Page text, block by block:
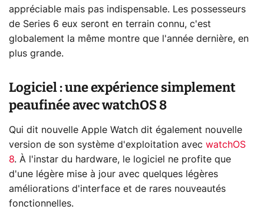
appréciable mais pas indispensable. Les possesseurs
de Series 6 eux seront en terrain connu, c'est
globalement la même montre que l'année dernière, en
plus grande.
Logiciel : une expérience simplement
peaufinée avec watchOS 8
Qui dit nouvelle Apple Watch dit également nouvelle
version de son système d'exploitation avec watchOS
8. À l'instar du hardware, le logiciel ne profite que
d'une légère mise à jour avec quelques légères
améliorations d'interface et de rares nouveautés
fonctionnelles.